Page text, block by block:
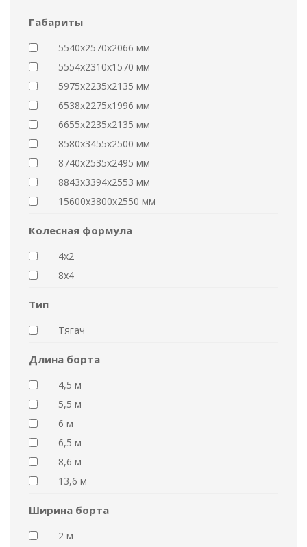
Габариты
5540x2570x2066 мм
5554x2310x1570 мм
5975x2235x2135 мм
6538x2275x1996 мм
6655x2235x2135 мм
8580x3455x2500 мм
8740x2535x2495 мм
8843x3394x2553 мм
15600x3800x2550 мм
Колесная формула
4x2
8x4
Тип
Тягач
Длина борта
4,5 м
5,5 м
6 м
6,5 м
8,6 м
13,6 м
Ширина борта
2 м